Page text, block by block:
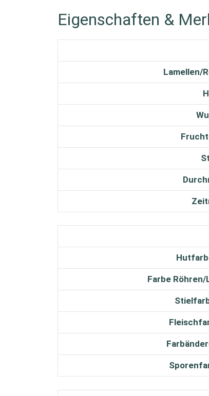
Eigenschaften &
Lamellen/
Farbe Röhren/